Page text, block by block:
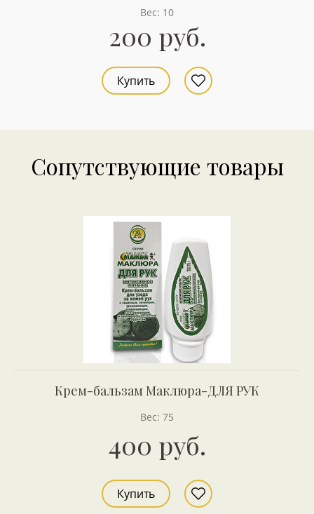
Вес: 10
200 руб.
Купить
Сопутствующие товары
Крем-бальзам Маклюра-ДЛЯ РУК
Вес: 75
400 руб.
Купить